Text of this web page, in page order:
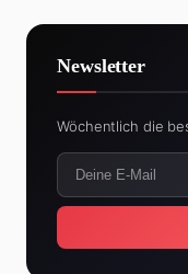
Newsletter
Wöchentlich die